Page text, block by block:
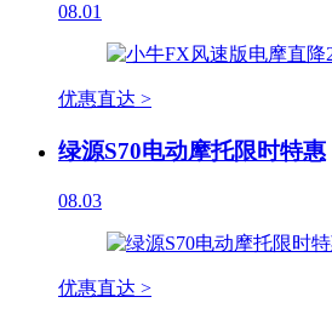
08.01
优惠直达 >
绿源S70电动摩托限时特惠
08.03
优惠直达 >